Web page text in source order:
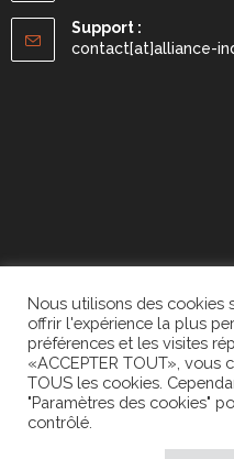
Support :
contact[at]alliance-
Mention légales -
Nous utilisons des cookies
offrir l'expérience la plus
préférences et les visites
«ACCEPTER TOUT»,
TOUS les cookies.
"Paramètres des cookies"
contrôlé.